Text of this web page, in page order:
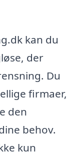
kan du
der
Du
firmaer,
den
behov.
kun